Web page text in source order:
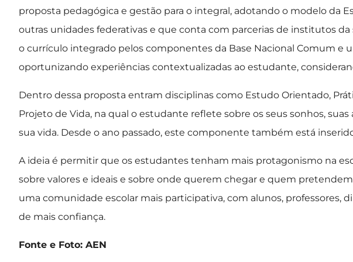
proposta pedagógica e gestão para o integral, adotando o modelo da
outras unidades federativas e que conta com parcerias de institutos
o currículo integrado pelos componentes da Base Nacional Comum e
oportunizando experiências contextualizadas ao estudante,
Dentro dessa proposta entram disciplinas como Estudo Orientado,
Projeto de Vida, na qual o estudante reflete sobre os seus sonhos,
sua vida. Desde o ano passado, este componente também está
A ideia é permitir que os estudantes tenham mais protagonismo na
sobre valores e ideais e sobre onde querem chegar e quem
uma comunidade escolar mais participativa, com alunos, professores,
de mais confiança.
Fonte e Foto: AEN